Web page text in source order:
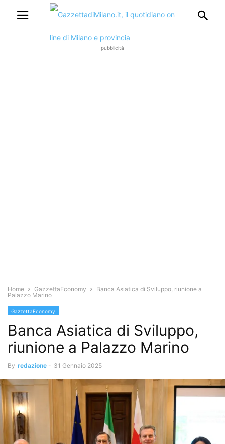
pubblicità
Home GazzettaEconomy
Banca Asiatica di Sviluppo, riunione a
Palazzo Marino
GazzettaEconomy
Banca Asiatica di Sviluppo,
riunione a Palazzo Marino
By redazione - 31 Gennaio 2025